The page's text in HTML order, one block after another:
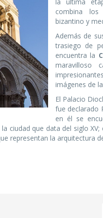
combina los
bizantino y
Además de
trasiego de
encuentra la
maravilloso
imágenes de
El Palacio
fue declarado
en él se
la ciudad que data del siglo
representan la arquitectura